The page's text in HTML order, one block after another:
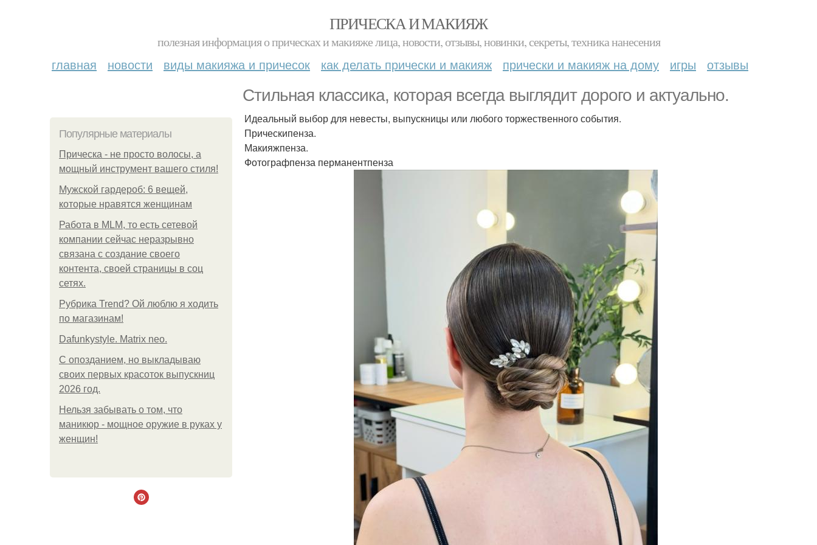
ПРИЧЕСКА И МАКИЯЖ
полезная информация о прическах и макияже лица, новости, отзывы, новинки, секреты, техника нанесения
главная новости виды макияжа и причесок как делать прически и макияж прически и макияж на дому игры отзывы
Стильная классика, которая всегда выглядит дорого и актуально.
Популярные материалы
Прическа - не просто волосы, а
мощный инструмент вашего стиля!
Мужской гардероб: 6 вещей,
которые нравятся женщинам
Работа в MLM, то есть сетевой
компании сейчас неразрывно
связана с создание своего
контента, своей страницы в соц
сетях.
Рубрика Trend? Ой люблю я ходить
по магазинам!
Dafunkystyle. Matrix neo.
С опозданием, но выкладываю
своих первых красоток выпускниц
2026 год.
Нельзя забывать о том, что
маникюр - мощное оружие в руках у
женщин!
Идеальный выбор для невесты, выпускницы или любого торжественного события.
Прическипенза.
Макияжпенза.
Фотографпенза перманентпенза